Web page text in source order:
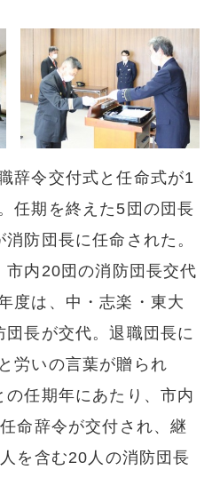
辞令交付式と任命式が1
任期を終えた5団の団長
防団長に任命された。
内20団の消防団長交代
度は、中・志楽・東大
長が交代。退職団長に
労いの言葉が贈られ
任期年にあたり、市内
命辞令が交付され、継
を含む20人の消防団長